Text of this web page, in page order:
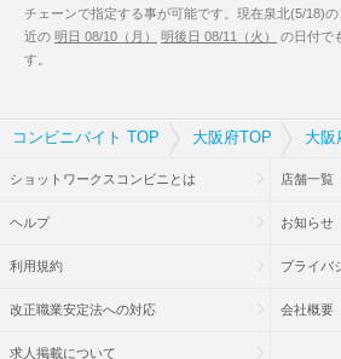
チェーンで指定する事が可能です。現在泉北(5/18)
近の 明日 08/10（月） 明後日 08/11（火）
の日付で
す。
コンビニバイト TOP 大阪府TOP 大阪
ショットワークスコンビニとは 店舗一覧
ヘルプ お知らせ
利用規約 プライバ
改正職業安定法への対応 会社概要
求人掲載について